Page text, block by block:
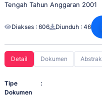
Tengah Tahun Anggaran 2001
Diakses : 606 Diunduh : 46
Detail Dokumen Abstrak
Tipe
Dokumen
: